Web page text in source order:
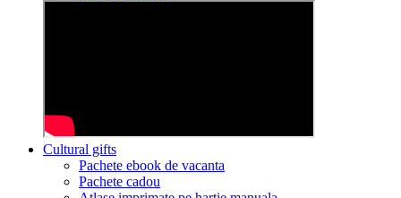
Cultural gifts
Pachete ebook de vacanta
Pachete cadou